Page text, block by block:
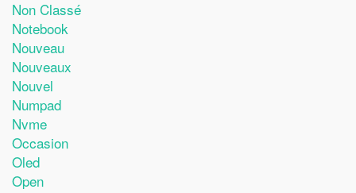
Non Classé
Notebook
Nouveau
Nouveaux
Nouvel
Numpad
Nvme
Occasion
Oled
Open